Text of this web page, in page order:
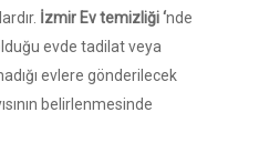
İzmir Ev temizliği ‘nde
evde tadilat veya
evlere gönderilecek
belirlenmesinde